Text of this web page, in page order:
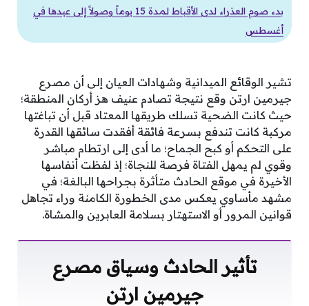
بدء صوم العذراء لدى الأقباط لمدة 15 يوماً وصولاً إلى عيدها في
أغسطس
تشير الوقائع الميدانية وشهادات العيان إلى أن مصرع
جيرمين ارتن وقع نتيجة تصادم عنيف هز أركان المنطقة؛
حيث كانت الضحية تسلك طريقها المعتاد قبل أن تباغتها
مركبة كانت تندفع بسرعة فائقة أفقدت سائقها القدرة
على التحكم أو كبح الجماح؛ ما أدى إلى ارتطام مباشر
وقوي لم يمهل الفتاة فرصة للنجاة؛ إذ لفظت أنفاسها
الأخيرة في موقع الحادث متأثرة بجراحها البالغة؛ في
مشهد مأساوي يعكس مدى الخطورة الكامنة وراء تجاهل
قوانين المرور أو الاستهتار بسلامة العابرين والمشاة.
تأثير الحادث وسياق مصرع
جيرمين ارتن